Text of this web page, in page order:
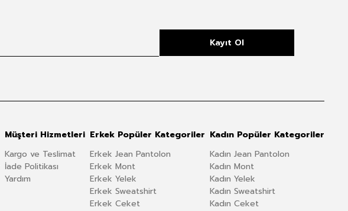
Kayıt Ol
Müşteri Hizmetleri
Kargo ve Teslimat
İade Politikası
Yardım
Erkek Popüler Kategoriler
Erkek Jean Pantolon
Erkek Mont
Erkek Yelek
Erkek Sweatshirt
Erkek Ceket
Kadın Popüler Kategoriler
Kadın Jean Pantolon
Kadın Mont
Kadın Yelek
Kadın Sweatshirt
Kadın Ceket